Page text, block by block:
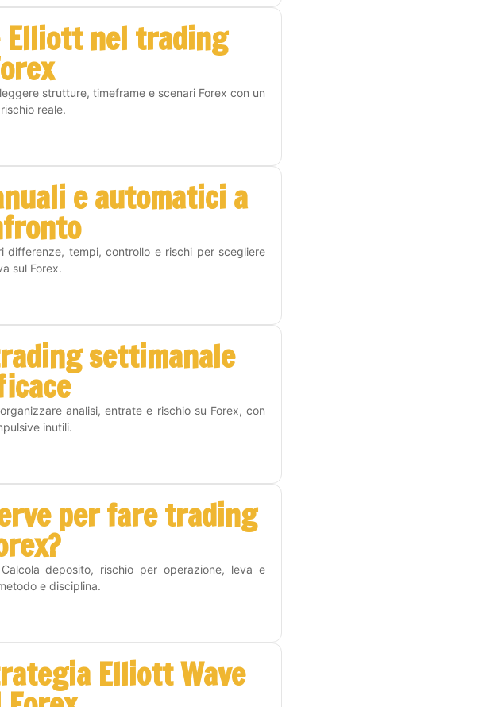
Elliott nel trading
strutture, timeframe e scenari Forex con un
reale.
e automatici a
differenze, tempi, controllo e rischi per scegliere
sul Forex.
settimanale
analisi, entrate e rischio su Forex, con
inutili.
per fare trading
deposito, rischio per operazione, leva e
e disciplina.
Elliott Wave